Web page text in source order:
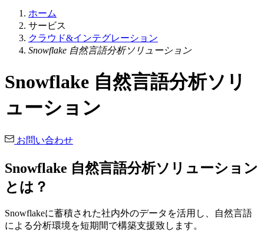
ホーム
サービス
クラウド&インテグレーション
Snowflake 自然言語分析ソリューション
Snowflake 自然言語分析ソリ
ューション
お問い合わせ
Snowflake 自然言語分析ソリューション
とは？
Snowflakeに蓄積された社内外のデータを活用し、自然言語
による分析環境を短期間で構築支援致します。